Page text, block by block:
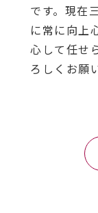
です。現在
に常に向上
心して任せ
ろしくお願